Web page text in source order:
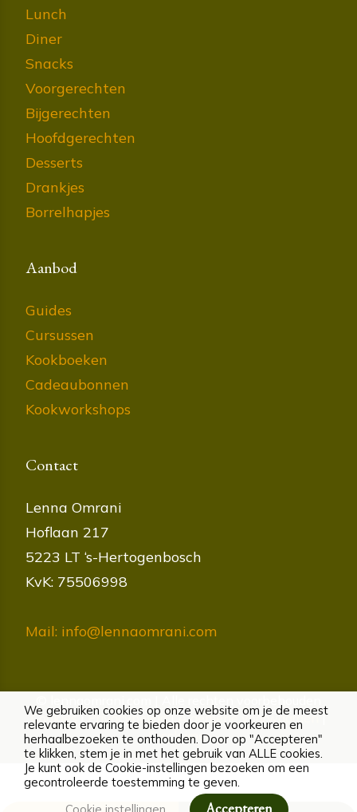
Lunch
Diner
Snacks
Voorgerechten
Bijgerechten
Hoofdgerechten
Desserts
Drankjes
Borrelhapjes
Aanbod
Guides
Cursussen
Kookboeken
Cadeaubonnen
Kookworkshops
Contact
Lenna Omrani
Hoflaan 217
5223 LT ‘s-Hertogenbosch
KvK: 75506998
Mail: info@lennaomrani.com
Cookies|Privacybeleid|Algemene voorwaarden|
Disclaimer
We gebruiken cookies op onze website om je de meest
relevante ervaring te bieden door je voorkeuren en
herhaalbezoeken te onthouden. Door op "Accepteren"
te klikken, stem je in met het gebruik van ALLE cookies.
Je kunt ook de Cookie-instellingen bezoeken om een
gecontroleerde toestemming te geven.